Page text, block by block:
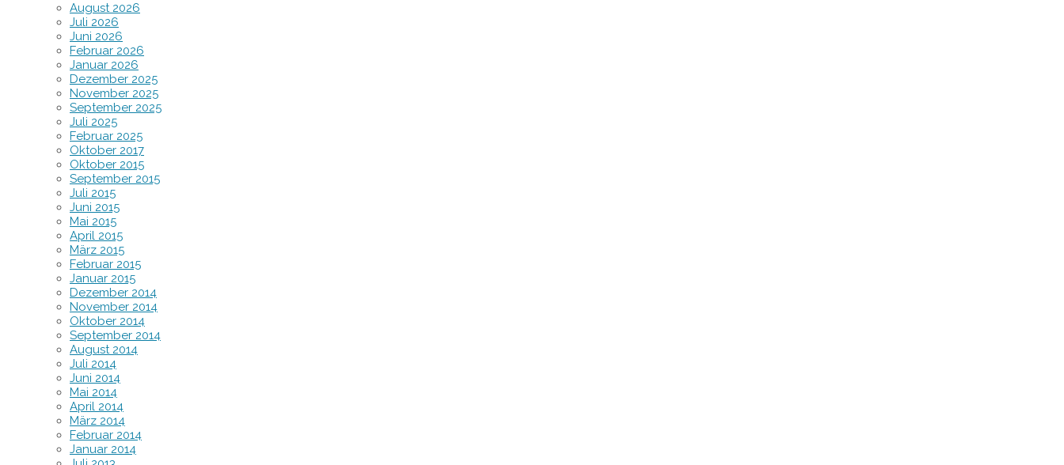
August 2026
Juli 2026
Juni 2026
Februar 2026
Januar 2026
Dezember 2025
November 2025
September 2025
Juli 2025
Februar 2025
Oktober 2017
Oktober 2015
September 2015
Juli 2015
Juni 2015
Mai 2015
April 2015
März 2015
Februar 2015
Januar 2015
Dezember 2014
November 2014
Oktober 2014
September 2014
August 2014
Juli 2014
Juni 2014
Mai 2014
April 2014
März 2014
Februar 2014
Januar 2014